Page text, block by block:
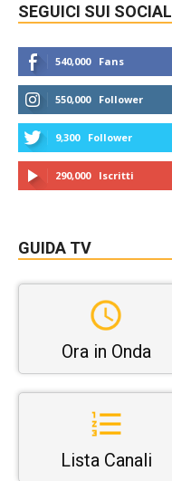
SEGUICI SUI SOCIAL
540,000 Fans
550,000 Follower
9,300 Follower
290,000 Iscritti
GUIDA TV
Ora in Onda
Lista Canali